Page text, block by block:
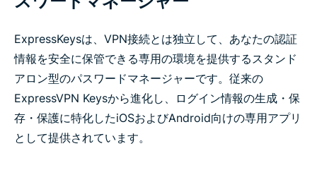
ExpressKeysは、VPN接続とは独立して、あなたの認証
情報を安全に保管できる専用の環境を提供するスタンド
アロン型のパスワードマネージャーです。従来の
ExpressVPN Keysから進化し、ログイン情報の生成・保
存・保護に特化したiOSおよびAndroid向けの専用アプリ
として提供されています。